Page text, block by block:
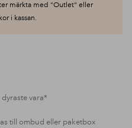
märkta med "Outlet" eller
i kassan.
vara*
till ombud eller paketbox